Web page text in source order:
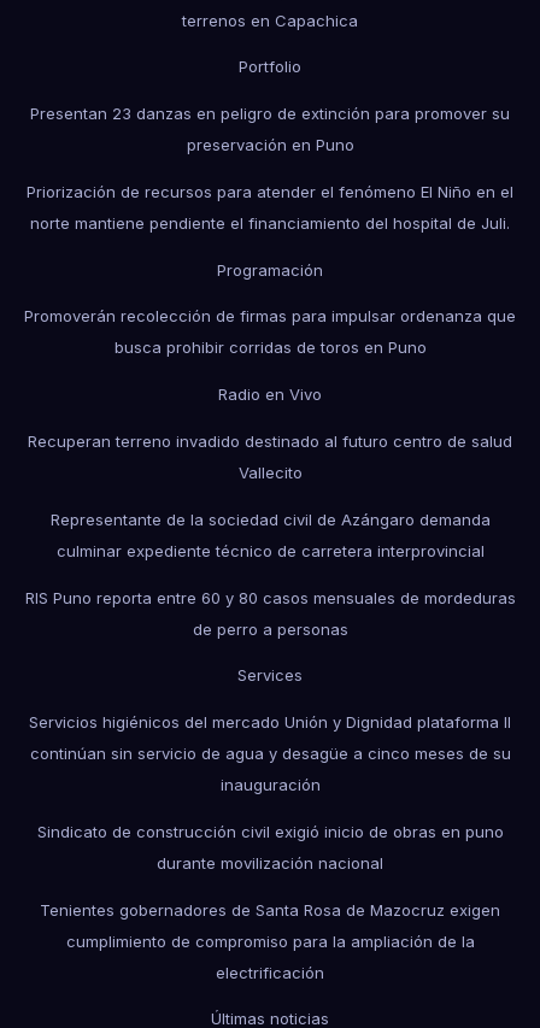
terrenos en Capachica
Portfolio
Presentan 23 danzas en peligro de extinción para promover su
preservación en Puno
Priorización de recursos para atender el fenómeno El Niño en el
norte mantiene pendiente el financiamiento del hospital de Juli.
Programación
Promoverán recolección de firmas para impulsar ordenanza que
busca prohibir corridas de toros en Puno
Radio en Vivo
Recuperan terreno invadido destinado al futuro centro de salud
Vallecito
Representante de la sociedad civil de Azángaro demanda
culminar expediente técnico de carretera interprovincial
RIS Puno reporta entre 60 y 80 casos mensuales de mordeduras
de perro a personas
Services
Servicios higiénicos del mercado Unión y Dignidad plataforma II
continúan sin servicio de agua y desagüe a cinco meses de su
inauguración
Sindicato de construcción civil exigió inicio de obras en puno
durante movilización nacional
Tenientes gobernadores de Santa Rosa de Mazocruz exigen
cumplimiento de compromiso para la ampliación de la
electrificación
Últimas noticias